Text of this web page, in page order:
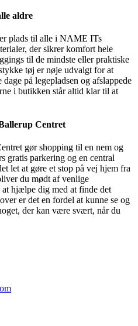
aldre
plads til alle i NAME ITs
der sikrer komfort hele
til de mindste eller praktiske
tøj er nøje udvalgt for at
på legepladsen og afslappede
i butikken står altid klar til at
Centret
gør shopping til en nem og
gratis parkering og en central
let at gøre et stop på vej hjem fra
du mødt af venlige
hjælpe dig med at finde det
er det en fordel at kunne se og
der kan være svært, når du